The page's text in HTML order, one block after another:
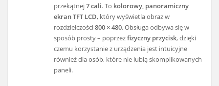
przekątnej7 cali. To kolorowy, panoramiczny
ekran TFT LCD, który wyświetla obraz w
rozdzielczości800 × 480. Obsługa odbywa się w
sposób prosty – poprzezfizyczny przycisk, dzięki
czemu korzystanie z urządzenia jest intuicyjne
również dla osób, które nie lubią skomplikowanych
paneli.